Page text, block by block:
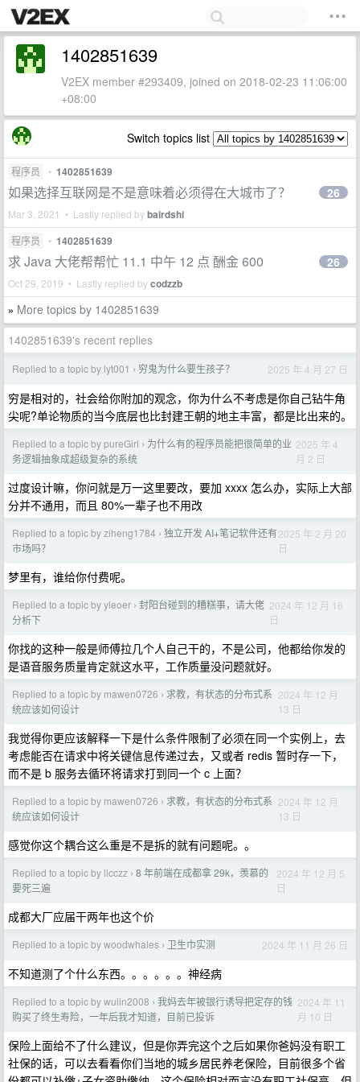
1402851639
V2EX member #293409, joined on 2018-02-23 11:06:00
+08:00
Switch topics list
程序员 • 1402851639
如果选择互联网是不是意味着必须得在大城市了？
Mar 3, 2021 • Lastly replied bybairdshi
26
程序员 • 1402851639
求 Java 大佬帮帮忙 11.1 中午 12 点 酬金 600
Oct 29, 2019 • Lastly replied bycodzzb
26
» More topics by 1402851639
1402851639's recent replies
Replied to a topic by lyt001 › 穷鬼为什么要生孩子？ 2025 年 4 月 27 日
穷是相对的，社会给你附加的观念，你为什么不考虑是你自己钻牛角
尖呢?单论物质的当今底层也比封建王朝的地主丰富，都是比出来的。
Replied to a topic by pureGirl › 为什么有的程序员能把很简单的业
务逻辑抽象成超级复杂的系统
2025 年 4
月 2 日
过度设计嘛，你问就是万一这里要改，要加 xxxx 怎么办，实际上大部
分并不通用，而且 80%一辈子也不用改
Replied to a topic by ziheng1784 › 独立开发 AI+笔记软件还有
市场吗？
2025 年 2 月 20
日
梦里有，谁给你付费呢。
Replied to a topic by yleoer › 封阳台碰到的糟糕事，请大佬
分析下
2024 年 12 月 16
日
你找的这种一般是师傅拉几个人自己干的，不是公司，他都给你发的
是语音服务质量肯定就这水平，工作质量没问题就好。
Replied to a topic by mawen0726 › 求教，有状态的分布式系
统应该如何设计
2024 年 12 月
13 日
我觉得你更应该解释一下是什么条件限制了必须在同一个实例上，去
考虑能否在请求中将关键信息传递过去，又或者 redis 暂时存一下，
而不是 b 服务去循环将请求打到同一个 c 上面？
Replied to a topic by mawen0726 › 求教，有状态的分布式系
统应该如何设计
2024 年 12 月
13 日
感觉你这个耦合这么重是不是拆的就有问题呢。。
Replied to a topic by llcczz › 8 年前端在成都拿 29k，羡慕的
要死三遍
2024 年 12 月 5
日
成都大厂应届干两年也这个价
Replied to a topic by woodwhales › 卫生巾实测 2024 年 11 月 26 日
不知道测了个什么东西。。。。。。神经病
Replied to a topic by wulin2008 › 我妈去年被银行诱导把定存的钱
购买了终生寿险，一年后我才知道，目前已投诉
2024 年 11
月 10 日
保险上面给不了什么建议，但是你弄完这个之后如果你爸妈没有职工
社保的话，可以去看看你们当地的城乡居民养老保险，目前很多个省